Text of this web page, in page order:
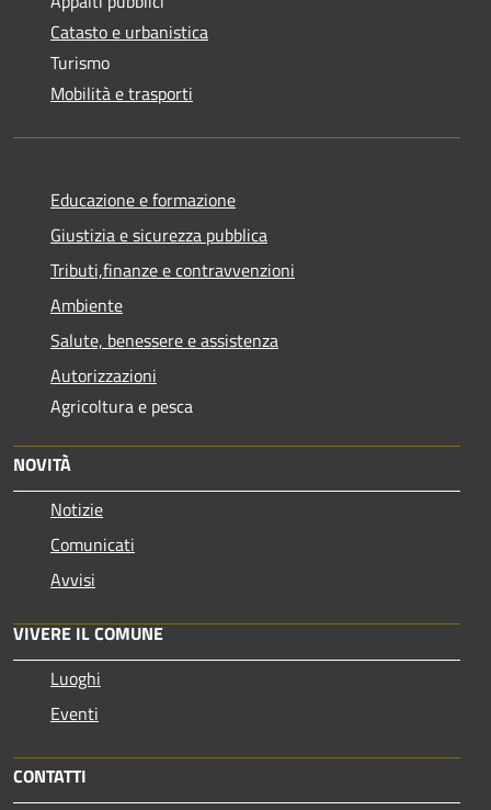
Catasto e urbanistica
Turismo
Mobilità e trasporti
Educazione e formazione
Giustizia e sicurezza pubblica
Tributi,finanze e contravvenzioni
Ambiente
Salute, benessere e assistenza
Autorizzazioni
Agricoltura e pesca
NOVITÀ
Notizie
Comunicati
Avvisi
VIVERE IL COMUNE
Luoghi
Eventi
CONTATTI